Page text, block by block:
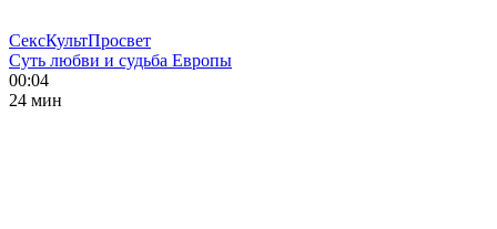
СексКультПросвет
Суть любви и судьба Европы
00:04
24 мин